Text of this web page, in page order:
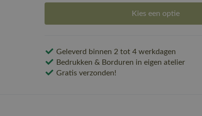
Kies een optie
Geleverd binnen 2 tot 4 werkdagen
Bedrukken & Borduren in eigen atelier
Gratis verzonden!